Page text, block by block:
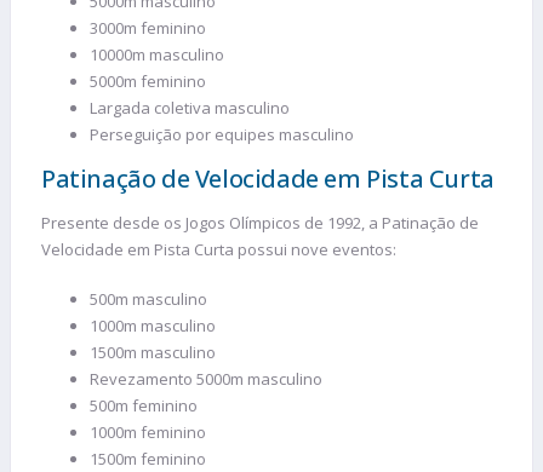
3000m feminino
10000m masculino
5000m feminino
Largada coletiva masculino
Perseguição por equipes masculino
Patinação de Velocidade em Pista Curta
Presente desde os Jogos Olímpicos de 1992, a Patinação de
Velocidade em Pista Curta possui nove eventos:
500m masculino
1000m masculino
1500m masculino
Revezamento 5000m masculino
500m feminino
1000m feminino
1500m feminino